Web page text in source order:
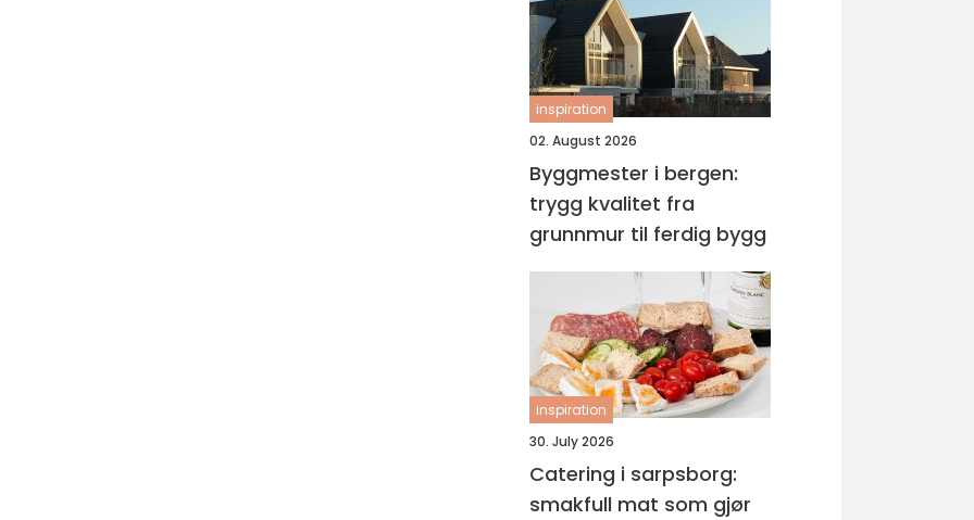
inspiration
02. August 2026
Byggmester i bergen:
trygg kvalitet fra
grunnmur til ferdig bygg
inspiration
30. July 2026
Catering i sarpsborg:
smakfull mat som gjør